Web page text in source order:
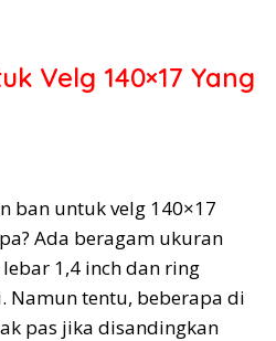
Velg 140×17 Yang
ban untuk velg 140×17
Ada beragam ukuran
1,4 inch dan ring
Namun tentu, beberapa di
pas jika disandingkan